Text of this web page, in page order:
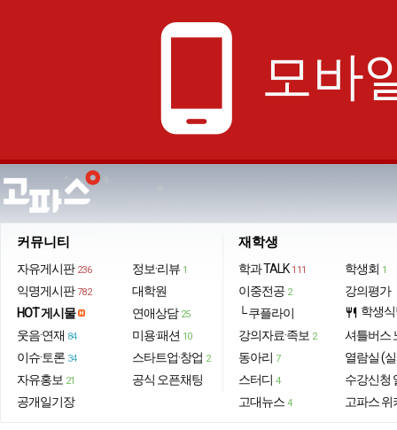
phone_android 모바
커뮤니티
자유게시판 236
익명게시판 782
HOT 게시물
웃음·연재 84
이슈·토론 34
자유홍보 21
공개일기장
정보·리뷰 1
대학원
연애상담 25
미용·패션 10
스타트업·창업 2
공식 오픈채팅
재학생
학과 TALK 111
이중전공 2
└ 쿠플라이
강의자료·족보 2
동아리 7
스터디 4
고대뉴스 4
학생회 1
강의평가
restaurant 학생
셔틀버스
열람실 (
수강신청
고파스 위